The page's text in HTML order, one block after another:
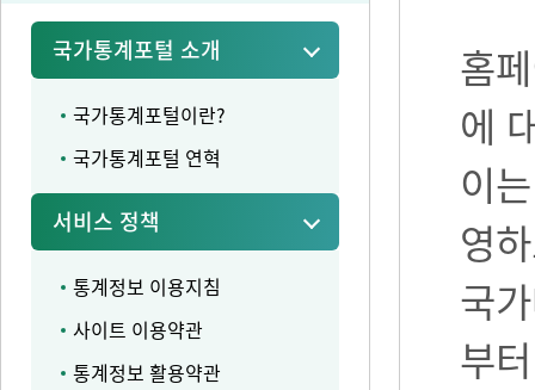
국가통계포털 소개
국가통계포털이란?
국가통계포털 연혁
서비스 정책
통계정보 이용지침
사이트 이용약관
통계정보 활용약관
홈
에
이
영
국
부